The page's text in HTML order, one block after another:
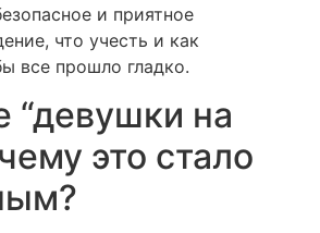
и приятное
что учесть и как
все прошло гладко.
“девушки на
это стало